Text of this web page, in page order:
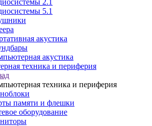
2.1
5.1
акустика
акустика
техника и периферия
техника и периферия
памяти и флешки
оборудование